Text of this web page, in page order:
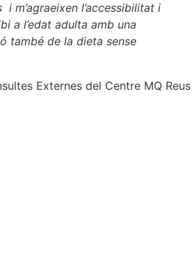
m’agraeixen l’accessibilitat i
a l’edat adulta amb una
també de la dieta sense
Externes del Centre MQ Reus